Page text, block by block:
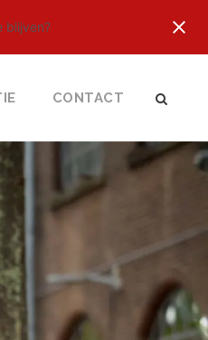
blijven?
CONTACT